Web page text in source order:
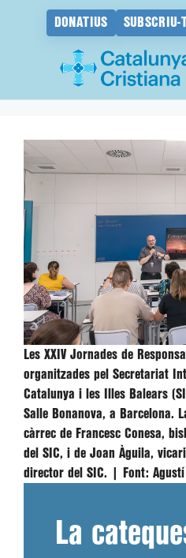
DONATIUS SUBSCRIU-
contingut
Les XXIV Jornades de
organitzades pel Secretariat
Catalunya i les Illes Balears
Salle Bonanova, a Barcelona.
càrrec de Francesc Conesa,
del SIC, i de Joan Àguila,
director del SIC. |
Font:
La